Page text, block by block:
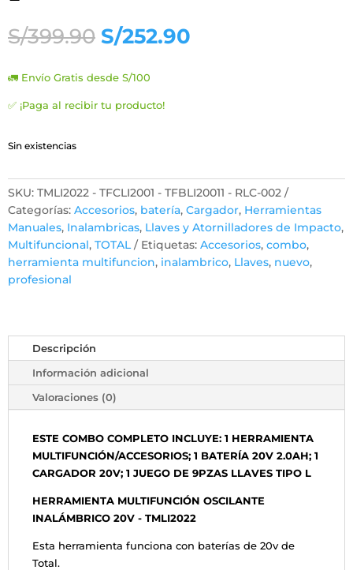
S/399.90 El
precio
original
era:
S/399.90.
S/252.90
🚛 Envío Gratis desde S/100
✅ ¡Paga al recibir tu producto!
Sin existencias
SKU: TMLI2022 - TFCLI2001 - TFBLI20011 - RLC-002
Categorías: Accesorios, batería, Cargador, Herramientas
Manuales, Inalambricas, Llaves y Atornilladores de Impacto,
Multifuncional, TOTAL Etiquetas: Accesorios, combo,
herramienta multifuncion, inalambrico, Llaves, nuevo,
profesional
Descripción
Información adicional
Valoraciones (0)
ESTE COMBO COMPLETO INCLUYE: 1 HERRAMIENTA
MULTIFUNCIÓN/ACCESORIOS; 1 BATERÍA 20V 2.0AH; 1
CARGADOR 20V; 1 JUEGO DE 9PZAS LLAVES TIPO L
HERRAMIENTA MULTIFUNCIÓN OSCILANTE
INALÁMBRICO 20V - TMLI2022
Esta herramienta funciona con baterías de 20v de
Total.